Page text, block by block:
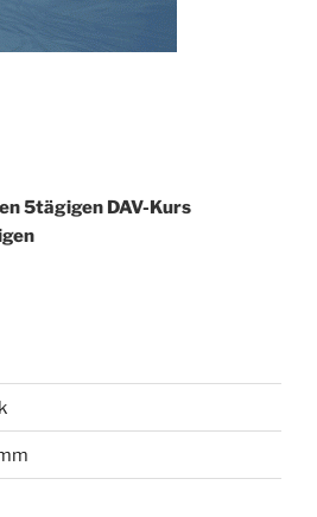
5tägigen DAV-Kurs